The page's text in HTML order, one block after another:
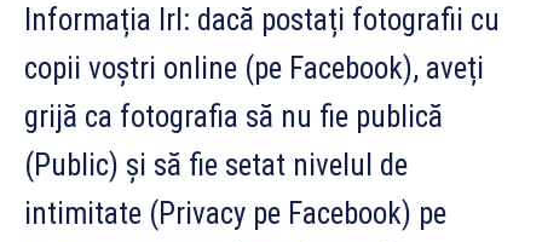
Informația Irl: dacă postați fotografii cu
copii voștri online (pe Facebook), aveți
grijă ca fotografia să nu fie publică
(Public) și să fie setat nivelul de
intimitate (Privacy pe Facebook) pe